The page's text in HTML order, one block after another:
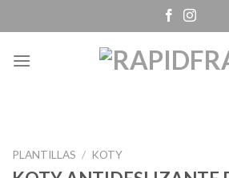
to
PLANTILLAS / KOTY